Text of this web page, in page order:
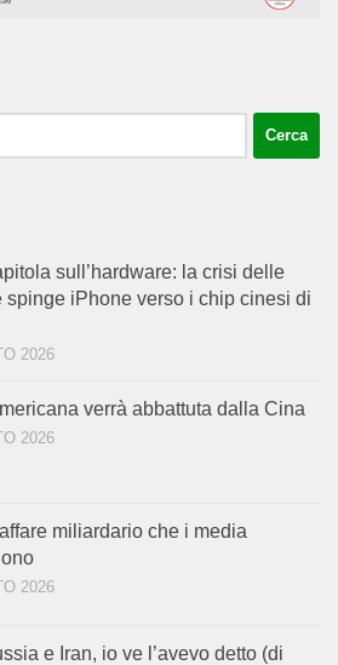
sull’hardware: la crisi delle
spinge iPhone verso i chip cinesi di
2026
verrà abbattuta dalla Cina
2026
miliardario che i media
2026
e Iran, io ve l’avevo detto (di